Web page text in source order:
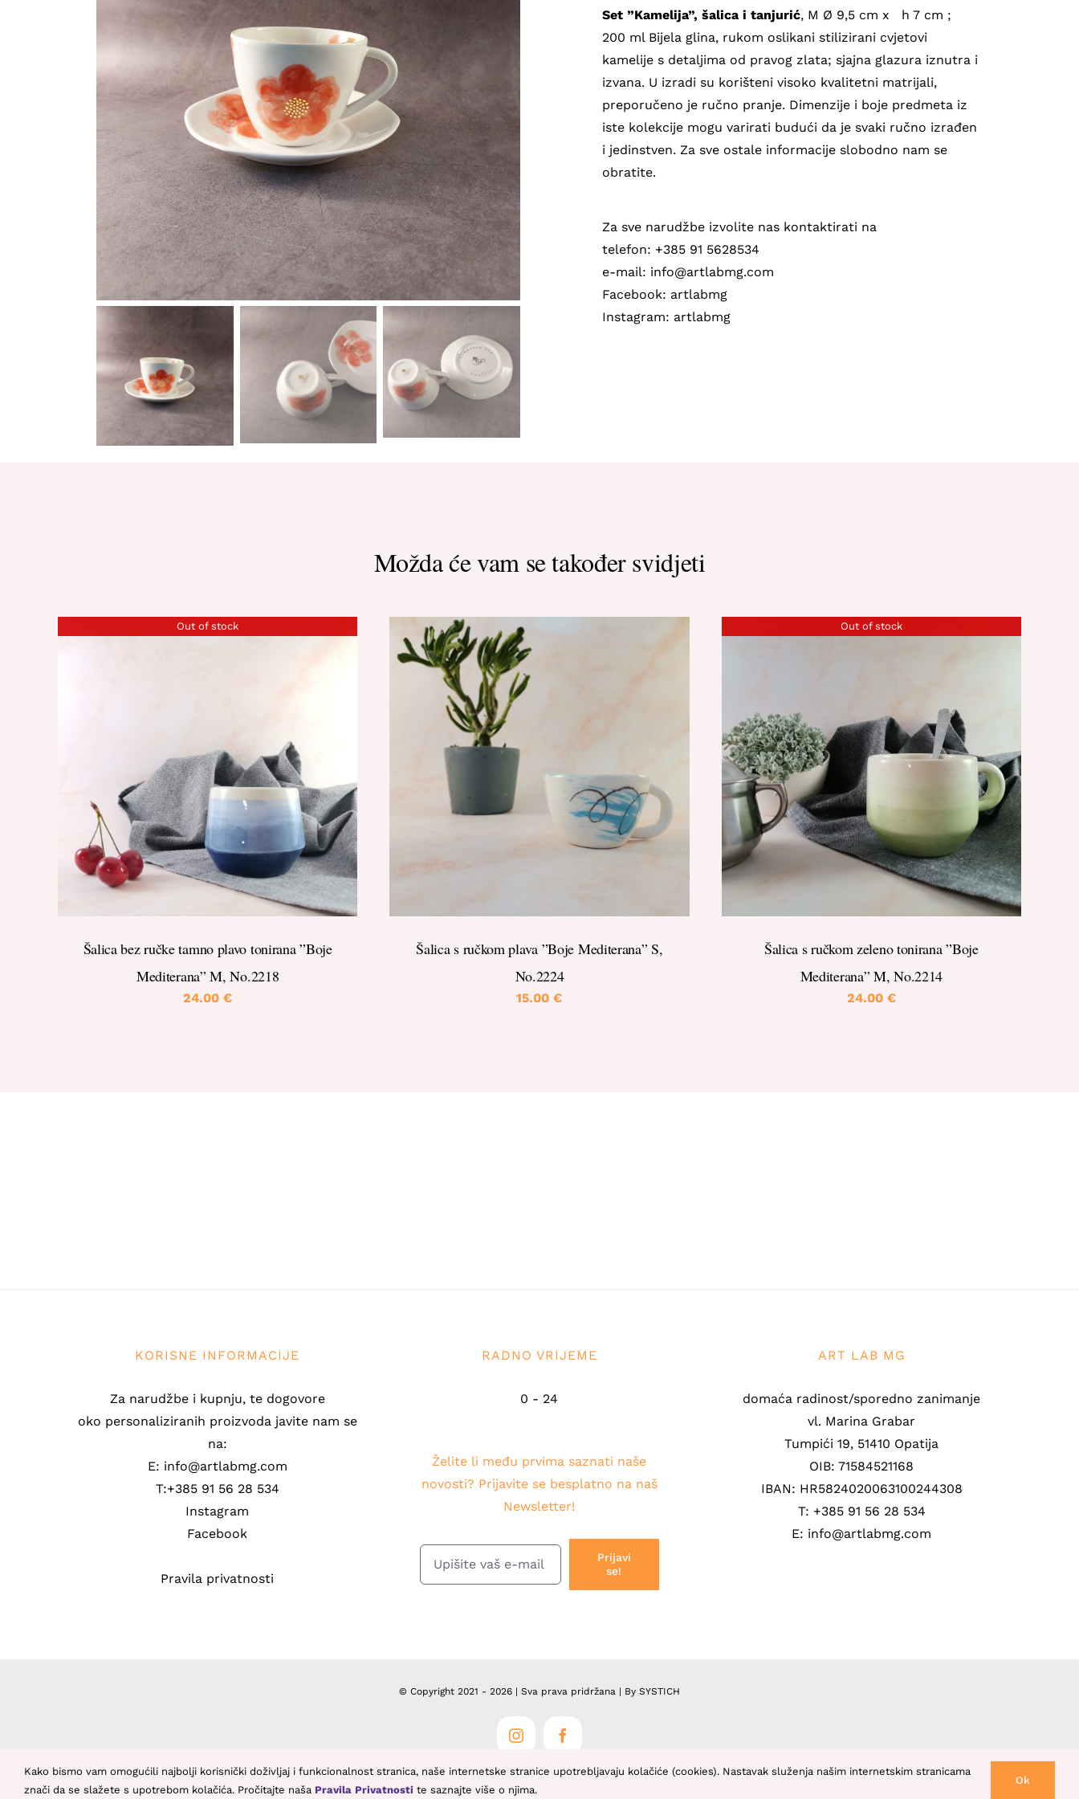
Set ”Kamelija”, šalica i tanjurić, M Ø 9,5 cm x h 7 cm ;
200 ml Bijela glina, rukom oslikani stilizirani cvjetovi
kamelije s detaljima od pravog zlata; sjajna glazura iznutra i
izvana. U izradi su korišteni visoko kvalitetni matrijali,
preporučeno je ručno pranje. Dimenzije i boje predmeta iz
iste kolekcije mogu varirati budući da je svaki ručno izrađen
i jedinstven. Za sve ostale informacije slobodno nam se
obratite.
Za sve narudžbe izvolite nas kontaktirati na
telefon: +385 91 5628534
e-mail: info@artlabmg.com
Facebook: artlabmg
Instagram: artlabmg
Možda će vam se također svidjeti
Out of stock
DETALJI
Šalica bez ručke tamno plavo tonirana ”Boje
Mediterana” M, No.2218
24.00€
DETALJI
Šalica s ručkom plava ”Boje Mediterana” S,
No.2224
15.00€
Out of stock
DETALJI
Šalica s ručkom zeleno tonirana ”Boje
Mediterana” M, No.2214
24.00 €
KORISNE INFORMACIJE
Za narudžbe i kupnju, te dogovore
oko personaliziranih proizvoda javite nam se
na:
E: info@artlabmg.com
T:+385 91 56 28 534
Instagram
Facebook
Pravila privatnosti
RADNO VRIJEME
0 - 24
Želite li među prvima saznati naše
novosti? Prijavite se besplatno na naš
Newsletter!
Prijavi
se!
ART LAB MG
domaća radinost/sporedno zanimanje
vl. Marina Grabar
Tumpići 19, 51410 Opatija
OIB: 71584521168
IBAN: HR5824020063100244308
T: +385 91 56 28 534
E: info@artlabmg.com
© Copyright 2021 - 2026 | Sva prava pridržana | By SYSTICH
InstagramFacebook
Kako bismo vam omogućili najbolji korisnički doživljaj i funkcionalnost stranica, naše internetske stranice upotrebljavaju kolačiće (cookies). Nastavak služenja našim internetskim stranicama
znači da se slažete s upotrebom kolačića. Pročitajte naša Pravila Privatnosti te saznajte više o njima.
Ok